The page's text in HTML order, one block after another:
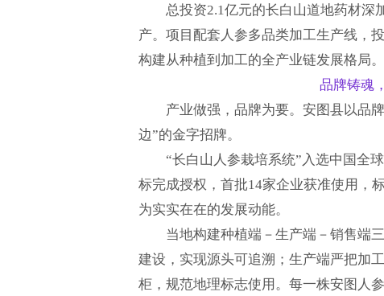
总投资2.1亿元的长白山道地药材深
产。项目配套人参多品类加工生产线，
构建从种植到加工的全产业链发展格局。
品牌铸魂
产业做强，品牌为要。安图县以品
边”的金字招牌。
“长白山人参栽培系统”入选中国全
标完成授权，首批14家企业获准使用，
为实实在在的发展动能。
当地构建种植端－生产端－销售端
建设，实现源头可追溯；生产端严把加
柜，规范地理标志使用。每一株安图人